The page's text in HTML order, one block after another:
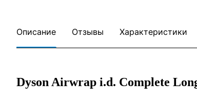
Описание Отзывы Характеристики
Dyson Airwrap i.d. Complete